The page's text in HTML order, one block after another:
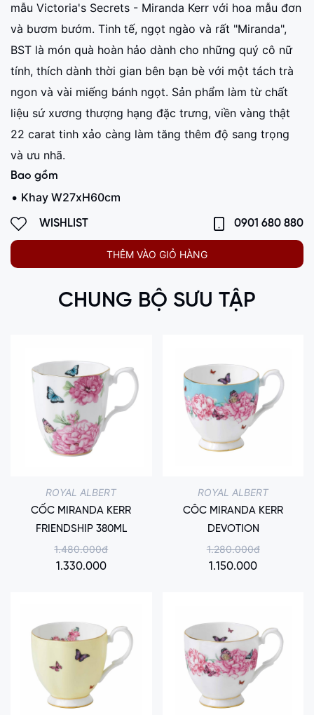
mẫu Victoria's Secrets - Miranda Kerr với hoa mẫu đơn
và bươm bướm. Tinh tế, ngọt ngào và rất "Miranda",
BST là món quà hoàn hảo dành cho những quý cô nữ
tính, thích dành thời gian bên bạn bè với một tách trà
ngon và vài miếng bánh ngọt. Sản phẩm làm từ chất
liệu sứ xương thượng hạng đặc trưng, viền vàng thật
22 carat tinh xảo càng làm tăng thêm độ sang trọng
và ưu nhã.
Bao gồm
Khay W27xH60cm
WISHLIST 0901 680 880
THÊM VÀO GIỎ HÀNG
CHUNG BỘ SƯU TẬP
ROYAL ALBERT
CỐC MIRANDA KERR
FRIENDSHIP 380ML
1.480.000đ
1.330.000
ROYAL ALBERT
CÔC MIRANDA KERR
DEVOTION
1.280.000đ
1.150.000